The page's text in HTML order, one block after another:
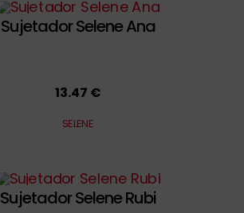
Sujetador Selene Ana
13.47 €
SELENE
Sujetador Selene Rubi